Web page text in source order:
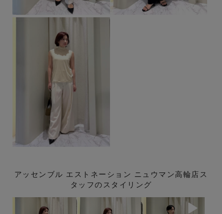
アッセンブル エストネーション ニュウマン高輪店ス
タッフのスタイリング